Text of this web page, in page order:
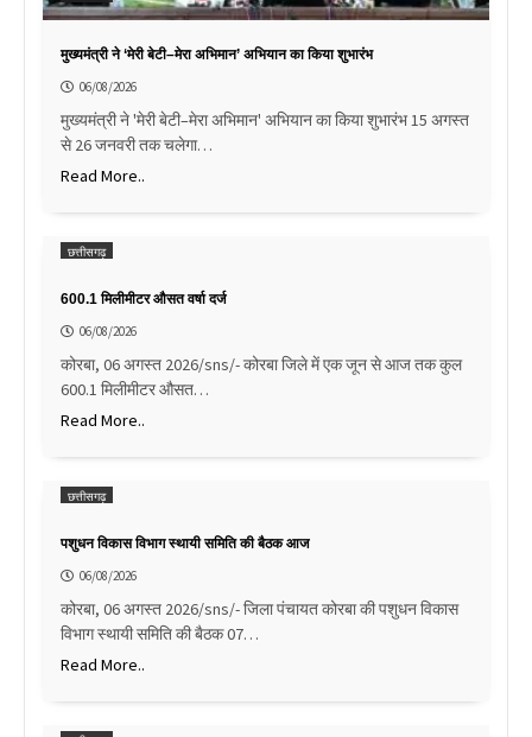
मुख्यमंत्री ने ‘मेरी बेटी–मेरा अभिमान’ अभियान का किया शुभारंभ
06/08/2026
मुख्यमंत्री ने 'मेरी बेटी–मेरा अभिमान' अभियान का किया शुभारंभ 15 अगस्त
से 26 जनवरी तक चलेगा…
Read More..
छत्तीसगढ़
600.1 मिलीमीटर औसत वर्षा दर्ज
06/08/2026
कोरबा, 06 अगस्त 2026/sns/- कोरबा जिले में एक जून से आज तक कुल
600.1 मिलीमीटर औसत…
Read More..
छत्तीसगढ़
पशुधन विकास विभाग स्थायी समिति की बैठक आज
06/08/2026
कोरबा, 06 अगस्त 2026/sns/- जिला पंचायत कोरबा की पशुधन विकास
विभाग स्थायी समिति की बैठक 07…
Read More..